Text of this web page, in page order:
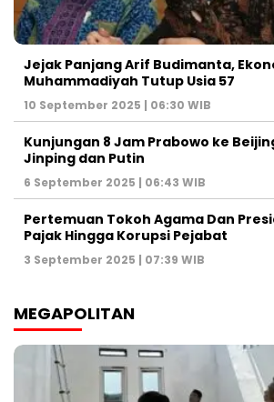
Jejak Panjang Arif Budimanta,
Muhammadiyah Tutup Usia 57
10 September 2025 | 06:30 WIB
Kunjungan 8 Jam Prabowo ke
Jinping dan Putin
6 September 2025 | 06:43 WIB
Pertemuan Tokoh Agama Dan
Pajak Hingga Korupsi Pejabat
3 September 2025 | 07:39 WIB
MEGAPOLITAN